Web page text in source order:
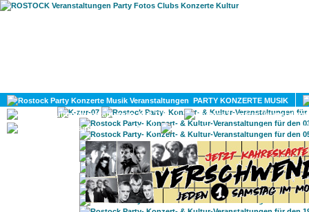
PARTY KONZERTE MUSIK
KULTUR
GAY